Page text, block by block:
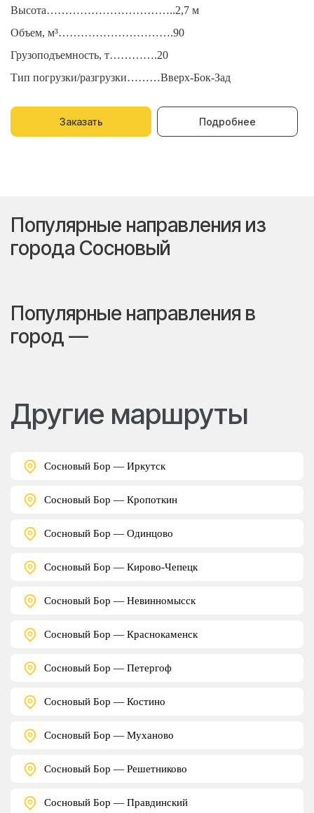
Высота……………………………..2,7 м
Объем, м³………………………….90
Грузоподъемность, т………….20
Тип погрузки/разгрузки………Вверх-Бок-Зад
Заказать Подробнее
Популярные направления из
города Сосновый
Популярные направления в
город —
Другие маршруты
Сосновый Бор — Иркутск
Сосновый Бор — Кропоткин
Сосновый Бор — Одинцово
Сосновый Бор — Кирово-Чепецк
Сосновый Бор — Невинномысск
Сосновый Бор — Краснокаменск
Сосновый Бор — Петергоф
Сосновый Бор — Костино
Сосновый Бор — Муханово
Сосновый Бор — Решетниково
Сосновый Бор — Правдинский